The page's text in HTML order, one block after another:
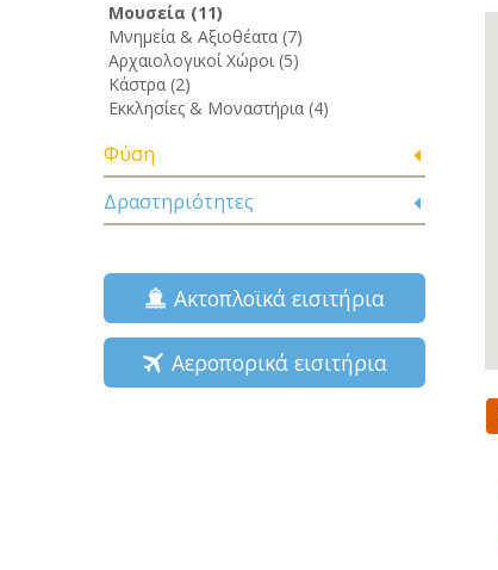
Μουσεία (11)
Μνημεία & Αξιοθέατα (7)
Αρχαιολογικοί Χώροι (5)
Κάστρα (2)
Εκκλησίες & Μοναστήρια (4)
Φύση
Δραστηριότητες
Ακτοπλοϊκά εισιτήρια
Αεροπορικά εισιτήρια